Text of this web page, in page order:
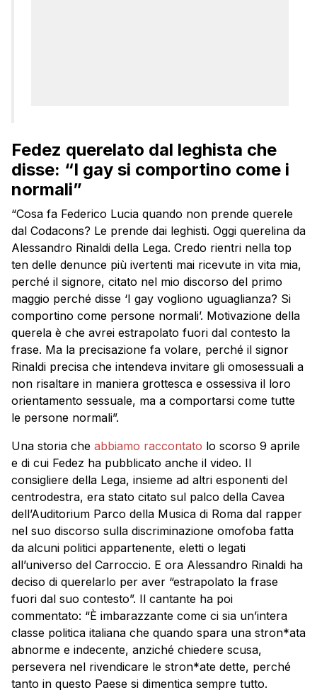
Fedez querelato dal leghista che
disse: “I gay si comportino come i
normali”
“Cosa fa Federico Lucia quando non prende querele
dal Codacons? Le prende dai leghisti. Oggi querelina da
Alessandro Rinaldi della Lega. Credo rientri nella top
ten delle denunce più ivertenti mai ricevute in vita mia,
perché il signore, citato nel mio discorso del primo
maggio perché disse ‘I gay vogliono uguaglianza? Si
comportino come persone normali’. Motivazione della
querela è che avrei estrapolato fuori dal contesto la
frase. Ma la precisazione fa volare, perché il signor
Rinaldi precisa che intendeva invitare gli omosessuali a
non risaltare in maniera grottesca e ossessiva il loro
orientamento sessuale, ma a comportarsi come tutte
le persone normali”.
Una storia che abbiamo raccontato lo scorso 9 aprile
e di cui Fedez ha pubblicato anche il video. Il
consigliere della Lega, insieme ad altri esponenti del
centrodestra, era stato citato sul palco della Cavea
dell’Auditorium Parco della Musica di Roma dal rapper
nel suo discorso sulla discriminazione omofoba fatta
da alcuni politici appartenente, eletti o legati
all’universo del Carroccio. E ora Alessandro Rinaldi ha
deciso di querelarlo per aver “estrapolato la frase
fuori dal suo contesto”. Il cantante ha poi
commentato: “È imbarazzante come ci sia un’intera
classe politica italiana che quando spara una stron*ata
abnorme e indecente, anziché chiedere scusa,
persevera nel rivendicare le stron*ate dette, perché
tanto in questo Paese si dimentica sempre tutto.